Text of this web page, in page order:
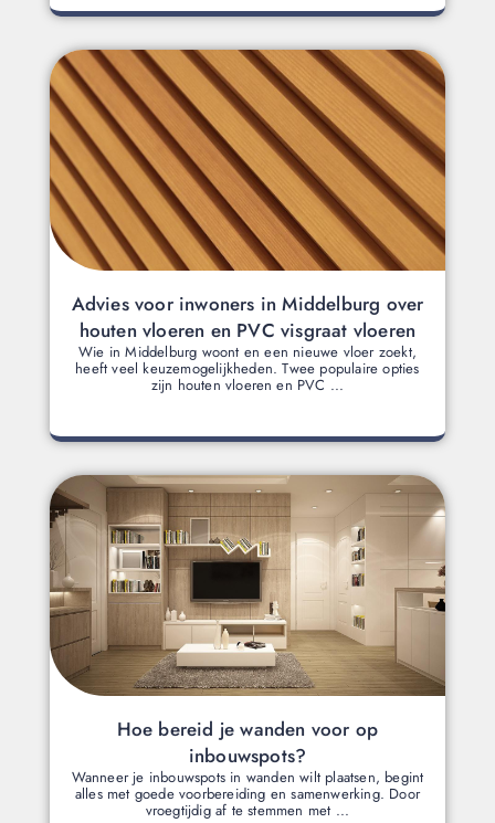
Advies voor inwoners in Middelburg over
houten vloeren en PVC visgraat vloeren
Wie in Middelburg woont en een nieuwe vloer zoekt,
heeft veel keuzemogelijkheden. Twee populaire opties
zijn houten vloeren en PVC ...
Hoe bereid je wanden voor op
inbouwspots?
Wanneer je inbouwspots in wanden wilt plaatsen, begint
alles met goede voorbereiding en samenwerking. Door
vroegtijdig af te stemmen met ...